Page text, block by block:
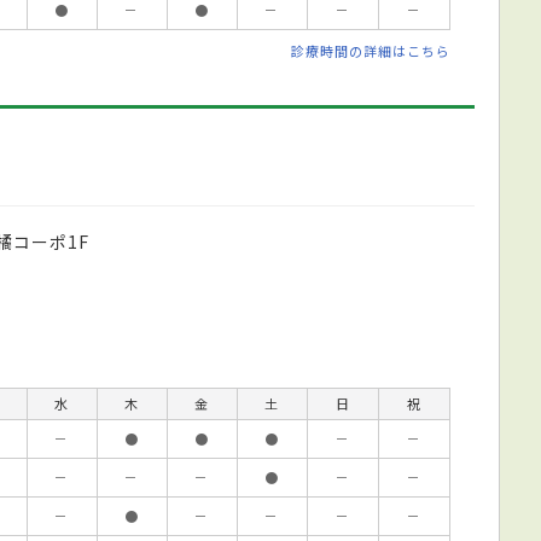
● － ● － － －
診療時間の詳細はこちら
コーポ1F
水 木 金 土 日
祝
－ ● ● ● －
－
－ － － ● －
－
－ ● － － －
－